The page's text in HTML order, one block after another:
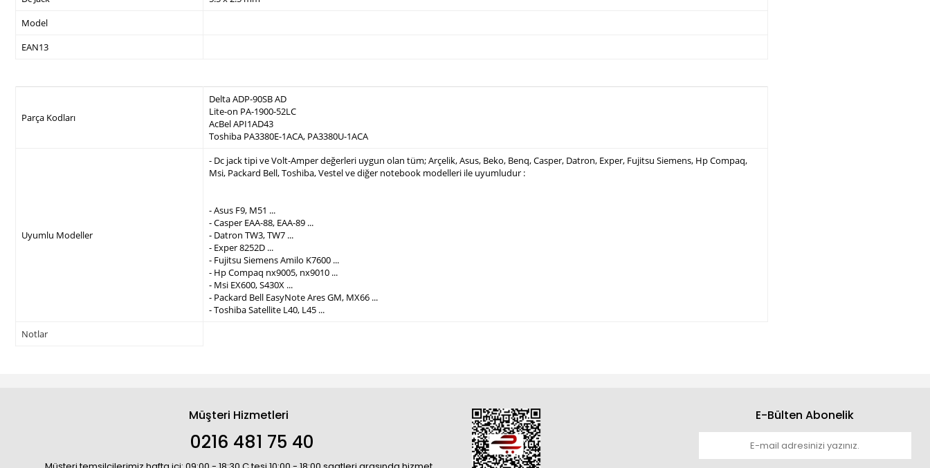
Model
EAN13
Parça Kodları
Delta ADP-90SB AD
Lite-on PA-1900-52LC
AcBel API1AD43
Toshiba PA3380E-1ACA, PA3380U-1ACA
Uyumlu Modeller
- Dc jack tipi ve Volt-Amper değerleri uygun olan tüm; Arçelik, Asus, Beko, Benq, Casper, Datron, Exper, Fujitsu Siemens, Hp Compaq,
Msi, Packard Bell, Toshiba, Vestel ve diğer notebook modelleri ile uyumludur :
- Asus F9, M51 ...
- Casper EAA-88, EAA-89 ...
- Datron TW3, TW7 ...
- Exper 8252D ...
- Fujitsu Siemens Amilo K7600 ...
- Hp Compaq nx9005, nx9010 ...
- Msi EX600, S430X ...
- Packard Bell EasyNote Ares GM, MX66 ...
- Toshiba Satellite L40, L45 ...
Notlar
Müşteri Hizmetleri
0216 481 75 40
E-Bülten Abonelik